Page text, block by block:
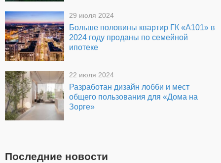
29 июля 2024
Больше половины квартир ГК «А101» в
2024 году проданы по семейной
ипотеке
22 июля 2024
Разработан дизайн лобби и мест
общего пользования для «Дома на
Зорге»
Последние новости